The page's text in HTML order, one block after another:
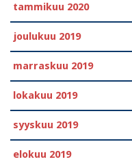
tammikuu 2020
joulukuu 2019
marraskuu 2019
lokakuu 2019
syyskuu 2019
elokuu 2019